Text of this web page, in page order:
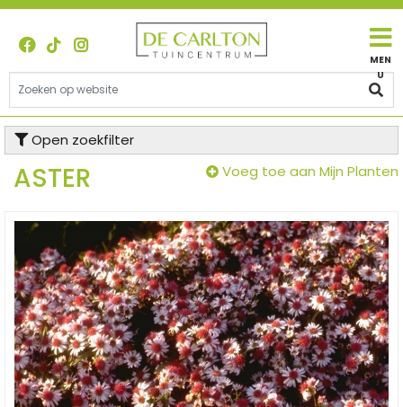
G
c
Open zoekfilter
ASTER Voeg toe aan Mijn Planten